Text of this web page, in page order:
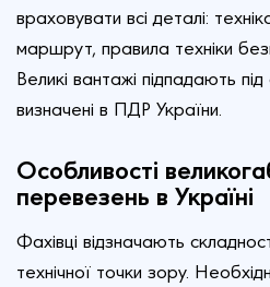
враховувати всі деталі:
маршрут, правила техніки
Великі вантажі підпадають
визначені в ПДР України.
Особливості
перевезень в Україні
Фахівці відзначають
технічної точки зору.